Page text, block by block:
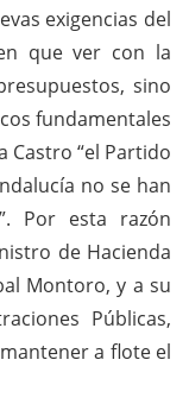
exigencias del
que ver con la
sino
fundamentales
Castro “el Partido
no se han
Por esta razón
de Hacienda
Montoro, y a su
Públicas,
a flote el